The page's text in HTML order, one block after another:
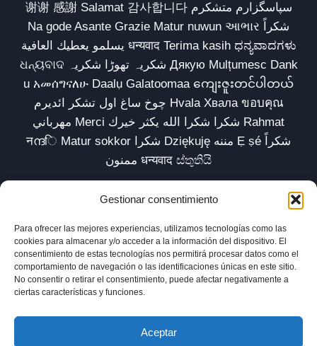
Gestionar consentimiento
Para ofrecer las mejores experiencias, utilizamos tecnologías como las
cookies para almacenar y/o acceder a la información del dispositivo. El
consentimiento de estas tecnologías nos permitirá procesar datos como el
comportamiento de navegación o las identificaciones únicas en este sitio.
No consentir o retirar el consentimiento, puede afectar negativamente a
ciertas características y funciones.
Aceptar
谢谢 感謝 Salamat 감사합니다 سپاسگزارم متشکرم
Na gode Asante Grazie Matur nuwun આભાર شكراً
يسلمو يعطيك العافية धन्यवाद Terima kasih ಧನ್ಯವಾದಗಳು
ଧନ୍ୟବାଦ شکریہ تھوڑا شکریہ Дякую Mulțumesc Dank
u አመሰግናለሁ Daalụ Galatoomaa ကျေးဇူးတင်ပါတယ်
چوخ ساغ اول تشکر ائدیرم Hvala Хвала ขอบคุณ
مهرباني Merci شكرا شكرا الله يكثر خيرك Rahmat
नന്ദि Matur sokkor شكرا Dziękuję مننه Ẹ ṣé شكراً
ممنون धन्यवाद ස්තුතියි
Inicio Biblioteca Parábolas TV
Comunidad
Esencia
Blog
Política de privacidad
Aviso legal
Política de cookies (UE)